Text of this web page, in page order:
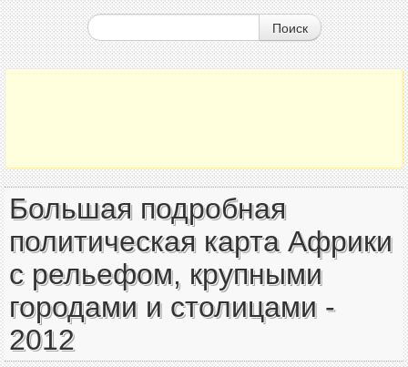
Поиск
Большая подробная
политическая карта Африки
с рельефом, крупными
городами и столицами -
2012